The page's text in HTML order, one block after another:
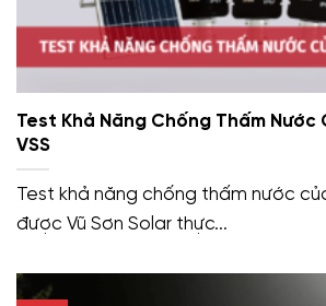
Test Khả Năng Chống Thấm Nước
VSS
Test khả năng chống thấm nước
được Vũ Sơn Solar thực...